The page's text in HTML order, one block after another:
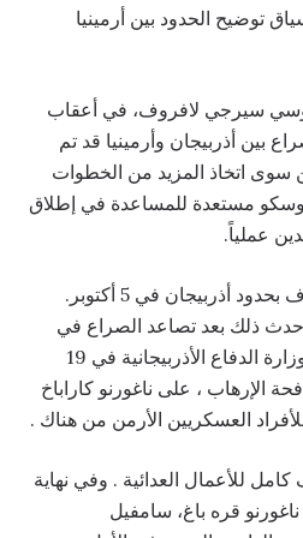
توضيح الحدود بين أرمينيا
سيرجي لافروف، في أعقاب
أن الصراع بين أذربيجان وأرمينيا قد تم
سوى اتخاذ المزيد من الخطوات
مستعدة للمساعدة في إطلاق
عملياً.
ووقع باشينيان إعلان الاعتراف بحدود أذربيجان في 5 أكتوبر.
حدث ذلك بعد تصاعد الصراع في
عام 2023، عندما سيطرت وزارة الدفاع الأذربيجانية في 19
الإرهاب ، على ناغورنو كاراباخ
العسكريين الأرمن من هناك .
للأعمال العدائية . وفي نهاية
قره باغ، سامفيل